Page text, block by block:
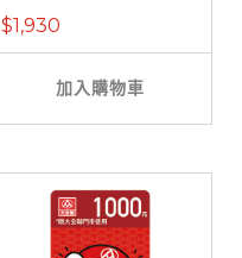
$1,930
加入購物車